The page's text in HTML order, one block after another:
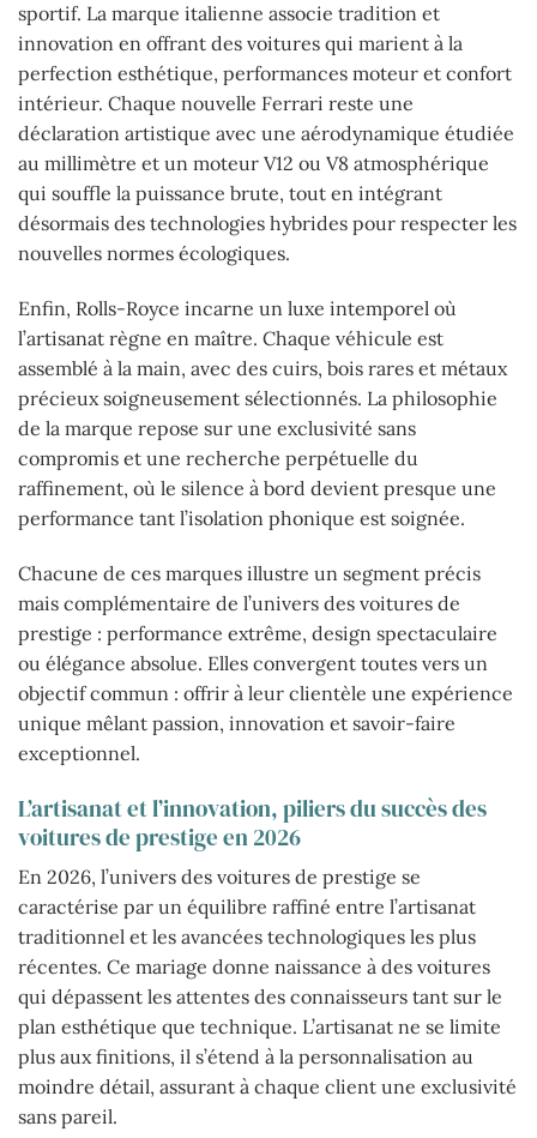
sportif. La marque italienne associe tradition et
innovation en offrant des voitures qui marient à la
perfection esthétique, performances moteur et confort
intérieur. Chaque nouvelle Ferrari reste une
déclaration artistique avec une aérodynamique étudiée
au millimètre et un moteur V12 ou V8 atmosphérique
qui souffle la puissance brute, tout en intégrant
désormais des technologies hybrides pour respecter les
nouvelles normes écologiques.
Enfin, Rolls-Royce incarne un luxe intemporel où
l’artisanat règne en maître. Chaque véhicule est
assemblé à la main, avec des cuirs, bois rares et métaux
précieux soigneusement sélectionnés. La philosophie
de la marque repose sur une exclusivité sans
compromis et une recherche perpétuelle du
raffinement, où le silence à bord devient presque une
performance tant l’isolation phonique est soignée.
Chacune de ces marques illustre un segment précis
mais complémentaire de l’univers des voitures de
prestige : performance extrême, design spectaculaire
ou élégance absolue. Elles convergent toutes vers un
objectif commun : offrir à leur clientèle une expérience
unique mêlant passion, innovation et savoir-faire
exceptionnel.
L’artisanat et l’innovation, piliers du succès des
voitures de prestige en 2026
En 2026, l’univers des voitures de prestige se
caractérise par un équilibre raffiné entre l’artisanat
traditionnel et les avancées technologiques les plus
récentes. Ce mariage donne naissance à des voitures
qui dépassent les attentes des connaisseurs tant sur le
plan esthétique que technique. L’artisanat ne se limite
plus aux finitions, il s’étend à la personnalisation au
moindre détail, assurant à chaque client une exclusivité
sans pareil.